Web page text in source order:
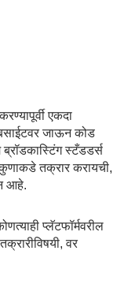
एकदा
जाऊन कोड
स्टँडडर्स
कुणाकडे तक्रार करायची,
आहे.
प्लॅटफॉर्मवरील
वर